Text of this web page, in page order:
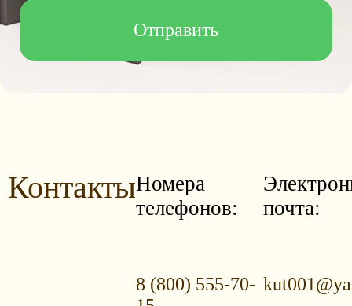
КонтактыНомера
телефонов:
8 (800) 555-70-
почта: